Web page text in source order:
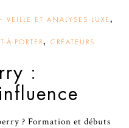
VEILLE ET ANALYSES LUXE ,
À-PORTER, CRÉATEURS
:
? Formation et débuts